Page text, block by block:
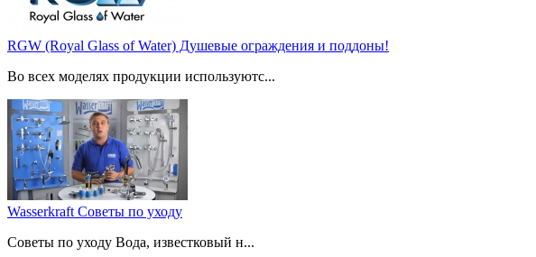
RGW (Royal Glass of Water) Душевые ограждения и поддоны!
Во всех моделях продукции используютс...
Wasserkraft Советы по уходу
Советы по уходу Вода, известковый н...